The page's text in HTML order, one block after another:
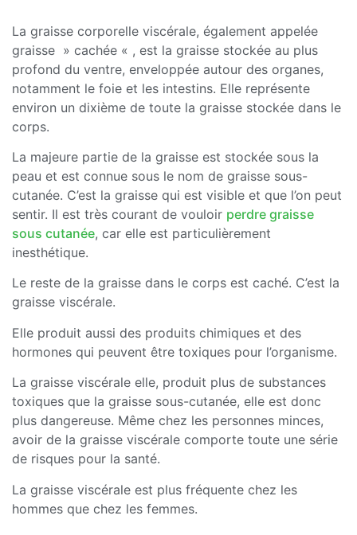
La graisse corporelle viscérale, également appelée
graisse » cachée « , est la graisse stockée au plus
profond du ventre, enveloppée autour des organes,
notamment le foie et les intestins. Elle représente
environ un dixième de toute la graisse stockée dans le
corps.
La majeure partie de la graisse est stockée sous la
peau et est connue sous le nom de graisse sous-
cutanée. C’est la graisse qui est visible et que l’on peut
sentir. Il est très courant de vouloir perdre graisse
sous cutanée, car elle est particulièrement
inesthétique.
Le reste de la graisse dans le corps est caché. C’est la
graisse viscérale.
Elle produit aussi des produits chimiques et des
hormones qui peuvent être toxiques pour l’organisme.
La graisse viscérale elle, produit plus de substances
toxiques que la graisse sous-cutanée, elle est donc
plus dangereuse. Même chez les personnes minces,
avoir de la graisse viscérale comporte toute une série
de risques pour la santé.
La graisse viscérale est plus fréquente chez les
hommes que chez les femmes.